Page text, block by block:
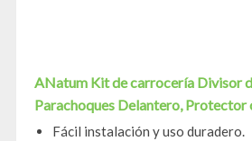
ANatum Kit de carrocería Divisor
Parachoques Delantero, Protector
Fácil instalación y uso duradero.